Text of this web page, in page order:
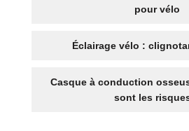
pour vélo
Éclairage vélo :
Casque à conduction
sont les